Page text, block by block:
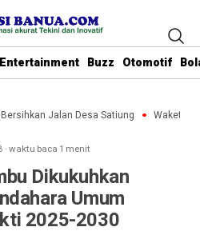
Entertainment Buzz Otomotif
Jalan Desa Satiung Waket
·waktu baca 1 menit
Dikukuhkan
Umum
2025-2030